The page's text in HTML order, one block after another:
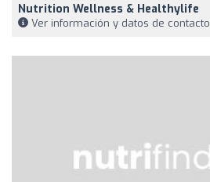
Nutrition Wellness & Healthylife
Ver información y datos de contacto